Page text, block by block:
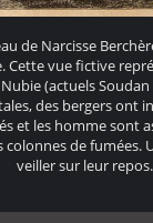
de Narcisse
Cette vue fictive
(actuels
des bergers ont
et les homme sont
de fumées.
veiller sur leur repos.